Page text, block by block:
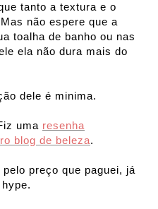
tanto a textura e o
não espere que a
toalha de banho ou nas
ela não dura mais do
dele é minima.
uma resenha
blog de beleza.
preço que paguei, já